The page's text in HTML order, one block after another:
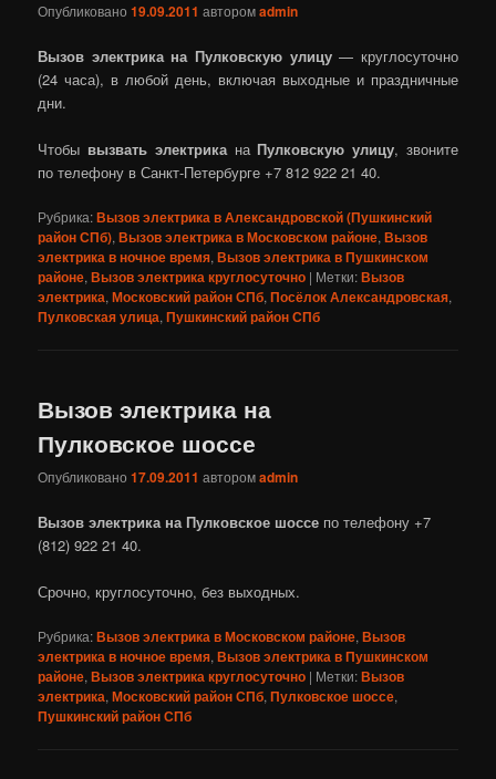
Опубликовано19.09.2011 авторомadmin
Вызов электрика на Пулковскую улицу— круглосуточно
(24 часа), в любой день, включая выходные и праздничные
дни.
Чтобы вызвать электрикана Пулковскую улицу, звоните
по телефону в Санкт-Петербурге +7 812 922 21 40.
Рубрика:Вызов электрика в Александровской (Пушкинский
район СПб),Вызов электрика в Московском районе,Вызов
электрика в ночное время,Вызов электрика в Пушкинском
районе,Вызов электрика круглосуточно | Метки:Вызов
электрика,Московский район СПб,Посёлок Александровская,
Пулковская улица,Пушкинский район СПб
Вызов электрика на
Пулковское шоссе
Опубликовано17.09.2011 авторомadmin
Вызов электрика на Пулковское шоссе по телефону +7
(812) 922 21 40.
Срочно, круглосуточно, без выходных.
Рубрика:Вызов электрика в Московском районе,Вызов
электрика в ночное время,Вызов электрика в Пушкинском
районе,Вызов электрика круглосуточно | Метки:Вызов
электрика,Московский район СПб,Пулковское шоссе,
Пушкинский район СПб